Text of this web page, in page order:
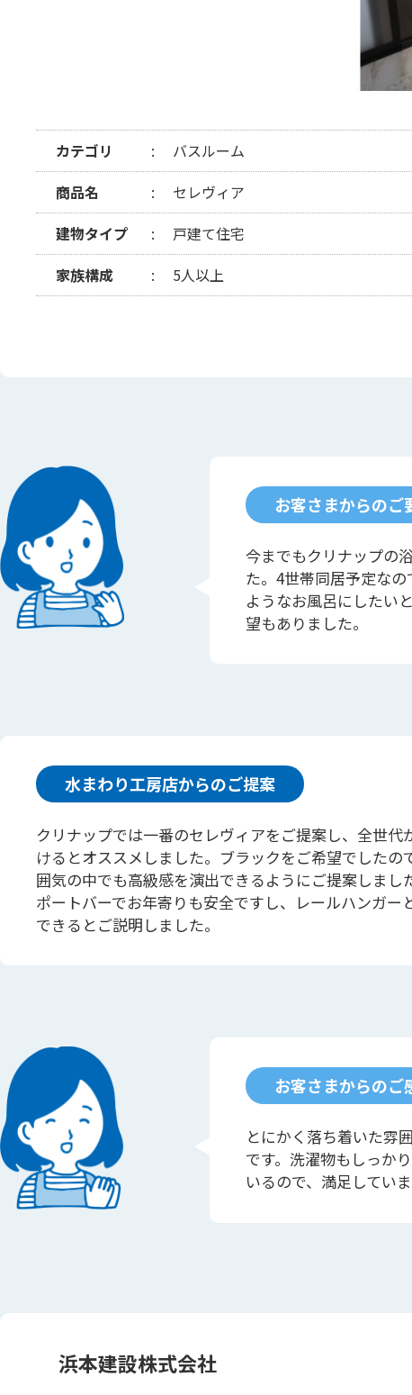
カテゴリ
バスルーム
商品名
セレヴィア
建物タイプ
戸建て住宅
家族構成
5人以上
お客さまからのご
今までもクリナップの
た。4世帯同居予定な
ようなお風呂にしたい
望もありました。
水まわり工房店からのご提案
クリナップでは一番のセレヴィアをご提案し、全世
けるとオススメしました。ブラックをご希望でした
囲気の中でも高級感を演出できるようにご提案しま
ポートバーでお年寄りも安全ですし、レールハンガー
できるとご説明しました。
お客さまからのご
とにかく落ち着いた雰
です。洗濯物もしっか
いるので、満足していま
浜本建設株式会社